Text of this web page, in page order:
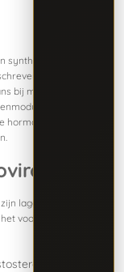
synthetische anabole
voor medische
bij mannen. Het
wat
als de
lage anabole
vooral effectief bij
bij